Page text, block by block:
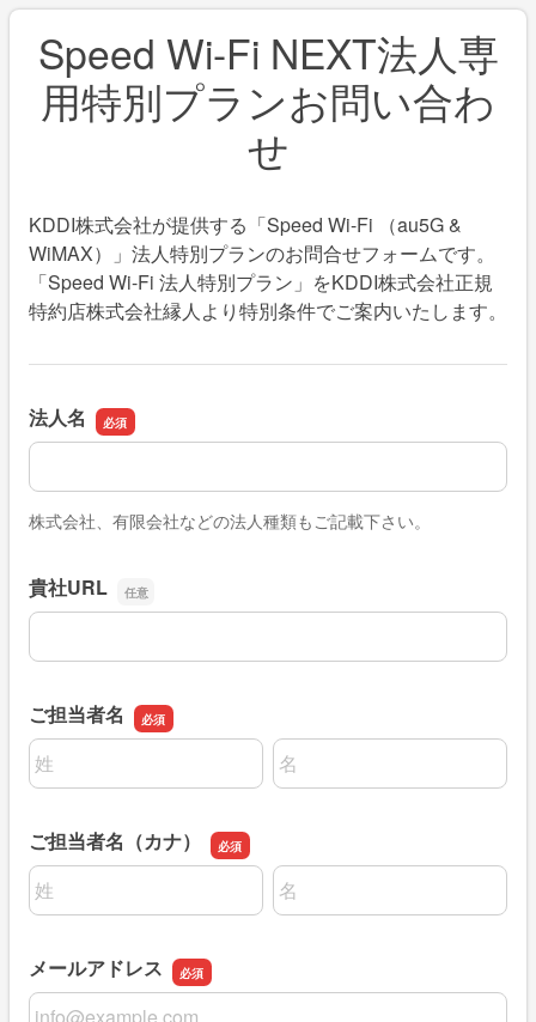
Speed Wi-Fi NEXT法人専
用特別プランお問い合わ
せ
KDDI株式会社が提供する「Speed Wi-Fi （au5G &
WiMAX）」法人特別プランのお問合せフォームです。
「Speed Wi-Fi 法人特別プラン」をKDDI株式会社正規
特約店株式会社縁人より特別条件でご案内いたします。
法人名
法人名
株式会社、有限会社などの法人種類もご記載下さい。
貴社URL
貴社URL
ご担当者名
名前の姓
名前の名
ご担当者名（カナ）
名前の姓
名前の名
メールアドレス
メールアドレス